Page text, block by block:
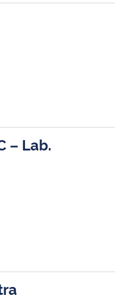
– Lab.